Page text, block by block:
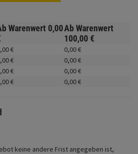
Fahrwerk
Zubehör
Merchandise
Warenwert 0,00Ab Warenwert
100,00 €
00€ 0,00€
00€ 0,00€
00€ 0,00€
00€ 0,00€
keine andere Frist angegeben ist,